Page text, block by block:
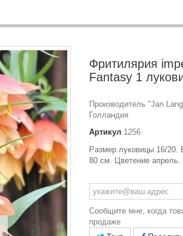
Фритилярия
Fantasy 1
Производитель "Jan
Голландия
Артикул 1256
Размер луковицы 16/20.
80 см. Цветение апрель.
Сообщите мне, когда
продаже